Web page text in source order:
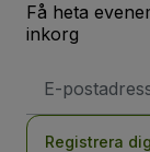
Få heta
inkorg
postadress
Registrera